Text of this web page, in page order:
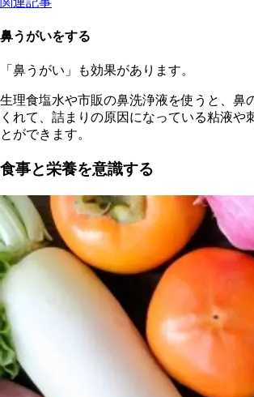
鼻うがいをする
「鼻うがい」も効果があります。
生理食塩水や市販の鼻洗浄液を使うと、鼻
くれて、詰まりの原因になっている粘液や
とができます。
食事と栄養を意識する